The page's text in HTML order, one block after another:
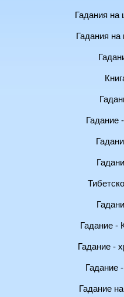
Гадания на
Гадания
Гадание
Гадание -
Гадание -
Гадание
Гадание